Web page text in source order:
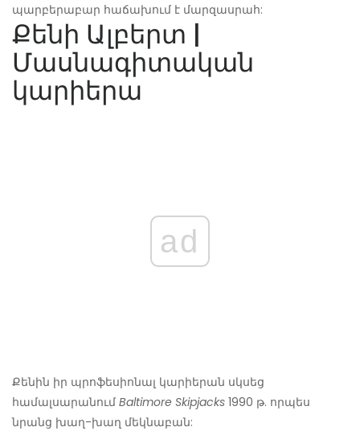
պարբերաբար հաճախում է մարզասրահ:
Քենի Ալբերտ |
Մասնագիտական ​​
կարիերա
ad
Քենին իր պրոֆեսիոնալ կարիերան սկսեց
համալսարանում Baltimore Skipjacks 1990 թ. որպես
նրանց խաղ-խաղ մեկնաբան: